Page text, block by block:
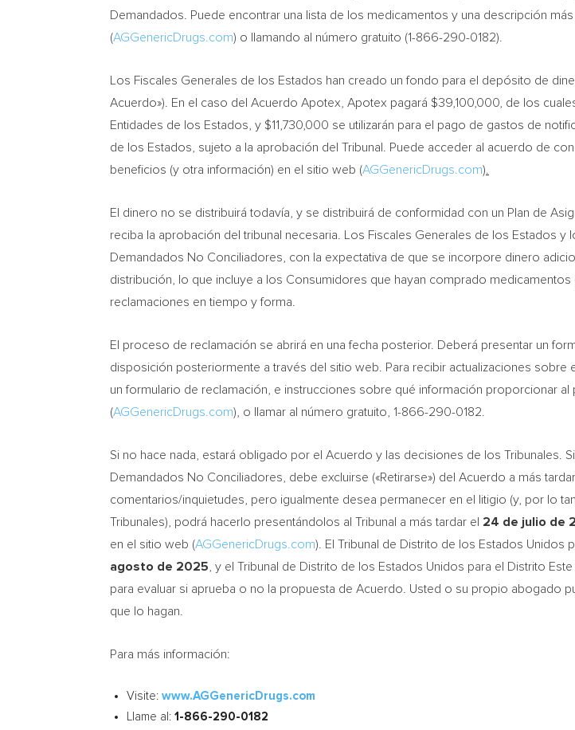
Demandados. Puede encontrar una lista de los medicamentos y una descripción
(AGGenericDrugs.com) o llamando al número gratuito (1-866-290-0182).
Los Fiscales Generales de los Estados han creado un fondo para el depósito de
Acuerdo»). En el caso del Acuerdo Apotex, Apotex pagará $39,100,000 , de los
Entidades de los Estados, y $11,730,000 se utilizarán para el pago de gastos de
de los Estados, sujeto a la aprobación del Tribunal. Puede acceder al acuerdo de
beneficios (y otra información) en el sitio web (AGGenericDrugs.com).
El dinero no se distribuirá todavía, y se distribuirá de conformidad con un Plan de
reciba la aprobación del tribunal necesaria. Los Fiscales Generales de los Estados y
Demandados No Conciliadores, con la expectativa de que se incorpore dinero
distribución, lo que incluye a los Consumidores que hayan comprado
reclamaciones en tiempo y forma.
El proceso de reclamación se abrirá en una fecha posterior. Deberá presentar un
disposición posteriormente a través del sitio web. Para recibir actualizaciones
un formulario de reclamación, e instrucciones sobre qué información proporcionar
(AGGenericDrugs.com), o llamar al número gratuito, 1-866-290-0182.
Si no hace nada, estará obligado por el Acuerdo y las decisiones de los Tribunales.
Demandados No Conciliadores, debe excluirse («Retirarse») del Acuerdo a más tardar
comentarios/inquietudes, pero igualmente desea permanecer en el litigio (y, por lo
Tribunales), podrá hacerlo presentándolos al Tribunal a más tardar el 24 de julio de
en el sitio web (AGGenericDrugs.com) . El Tribunal de Distrito de los Estados Unidos
agosto de 2025 , y el Tribunal de Distrito de los Estados Unidos para el Distrito
para evaluar si aprueba o no la propuesta de Acuerdo. Usted o su propio abogado
que lo hagan.
Para más información:
Visite: www.AGGenericDrugs.com
Llame al: 1-866-290-0182